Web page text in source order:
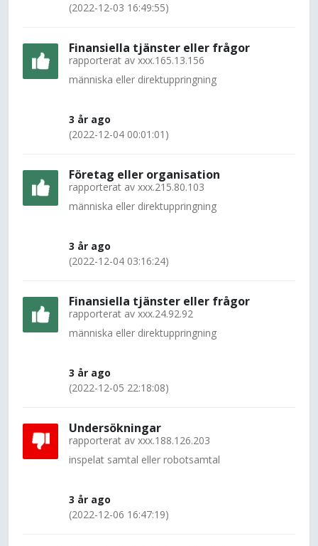
(2022-12-03 16:49:55)
Finansiella tjänster eller frågor
rapporterat av xxx.165.13.156
människa eller direktuppringning
3 år ago
(2022-12-04 00:01:01)
Företag eller organisation
rapporterat av xxx.215.80.103
människa eller direktuppringning
3 år ago
(2022-12-04 03:16:24)
Finansiella tjänster eller frågor
rapporterat av xxx.24.92.92
människa eller direktuppringning
3 år ago
(2022-12-05 22:18:08)
Undersökningar
rapporterat av xxx.188.126.203
inspelat samtal eller robotsamtal
3 år ago
(2022-12-06 16:47:19)